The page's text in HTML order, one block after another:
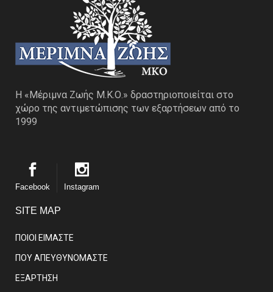
Η «Μέριμνα Ζωής Μ.Κ.Ο.» δραστηριοποιείται στο
χώρο της αντιμετώπισης των εξαρτήσεων από το
1999
Facebook Instagram
SITE MAP
ΠΟΙΟΙ ΕΙΜΑΣΤE
ΠΟΥ ΑΠΕΥΘΥΝΟΜΑΣΤΕ
ΕΞΑΡΤΗΣΗ